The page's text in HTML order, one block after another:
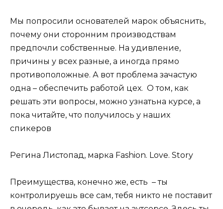
Мы попросили основателей марок объяснить,
почему они сторонним производствам
предпочли собственные. На удивление,
причины у всех разные, а иногда прямо
противоположные. А вот проблема зачастую
одна – обеспечить работой цех. О том, как
решать эти вопросы, можно узнатьна курсе, а
пока читайте, что получилось у наших
спикеров
Регина Листопад, марка Fashion. Love. Story
Преимущества, конечно же, есть – ты
контролируешь все сам, тебя никто не поставит